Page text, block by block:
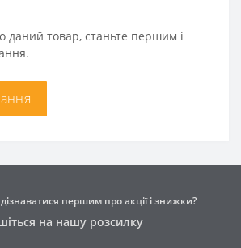
даний товар, станьте першим і
першим про акції і знижки?
на нашу розсилку